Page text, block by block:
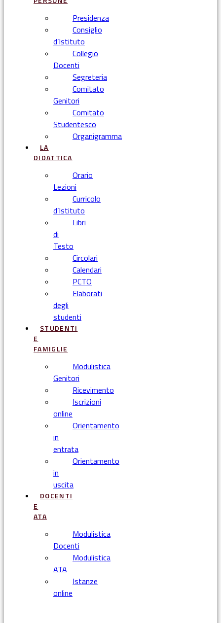
Presidenza
Consiglio
d’Istituto
Collegio
Docenti
Segreteria
Comitato
Genitori
Comitato
Studentesco
Organigramma
LA
DIDATTICA
Orario
Lezioni
Curricolo
d’Istituto
Libri
di
Testo
Circolari
Calendari
PCTO
Elaborati
degli
studenti
STUDENTI
E
FAMIGLIE
Modulistica
Genitori
Ricevimento
Iscrizioni
online
Orientamento
in
entrata
Orientamento
in
uscita
DOCENTI
E
ATA
Modulistica
Docenti
Modulistica
ATA
Istanze
online